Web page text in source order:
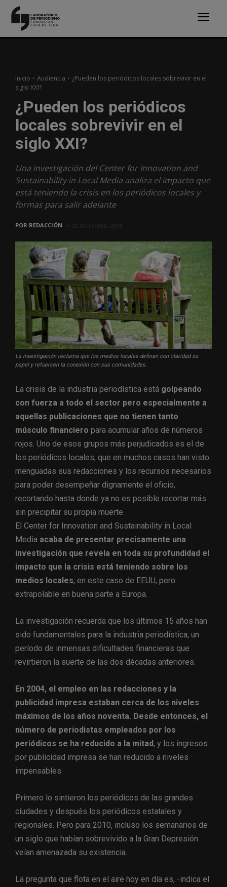
Inicio Audiencia
¿Pueden los periódicos locales sobrevivir en el
siglo XXI?
¿Pueden los periódicos
locales sobrevivir en el
siglo XXI?
Una investigación del Center for Innovation and
Sustainability in Local Media analiza el impacto que
está teniendo la crisis en los periódicos locales y
formas para salir adelante
POR REDACCIÓN
La investigación reclama que los medios locales definan con claridad su
papel y refuercen la conexión con sus comunidades.
La crisis de la industria periodística está golpeando
con fuerza a todo el sector pero especialmente a
aquellas publicaciones que no tienen tanto
músculo financiero para acumular años de números
rojos. Uno de esos grupos más perjudicados es el de
los periódicos locales, que en muchos casos han visto
menguadas sus redacciones y los recursos necesarios
para poder desempeñar dignamente el oficio,
recortando hasta donde ya no es posible recortar más
sin precipitar su propia muerte.
El Center for Innovation and Sustainability in Local
Media acaba de presentar precisamente una
investigación que revela en toda su profundidad el
impacto que la crisis está teniendo sobre los
medios locales, en este caso de EEUU, pero
extrapolable en buena parte a Europa.
La investigación recuerda que los últimos 15 años han
sido fundamentales para la industria periodística, un
período de inmensas dificultades financieras que
revirtieron la suerte de las dos décadas anteriores.
En 2004, el empleo en las redacciones y la
publicidad impresa estaban cerca de los niveles
máximos de los años noventa. Desde entonces, el
número de periodistas empleados por los
periódicos se ha reducido a la mitad, y los ingresos
por publicidad impresa se han reducido a niveles
impensables.
Primero lo sintieron los periódicos de las grandes
ciudades y después los periódicos estatales y
regionales. Pero para 2010, incluso los semanarios de
un siglo que habían sobrevivido a la Gran Depresión
veían amenazada su existencia.
La pregunta que flota en el aire hoy en día es, -indica el